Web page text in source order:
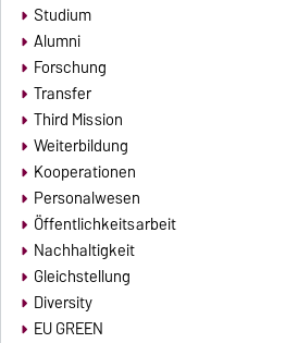
Studium
Alumni
Forschung
Transfer
Third Mission
Weiterbildung
Kooperationen
Personalwesen
Öffentlichkeitsarbeit
Nachhaltigkeit
Gleichstellung
Diversity
EU GREEN